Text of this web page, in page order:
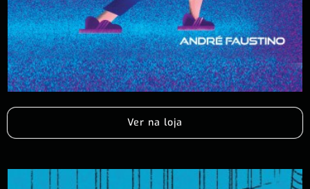
Ver na loja